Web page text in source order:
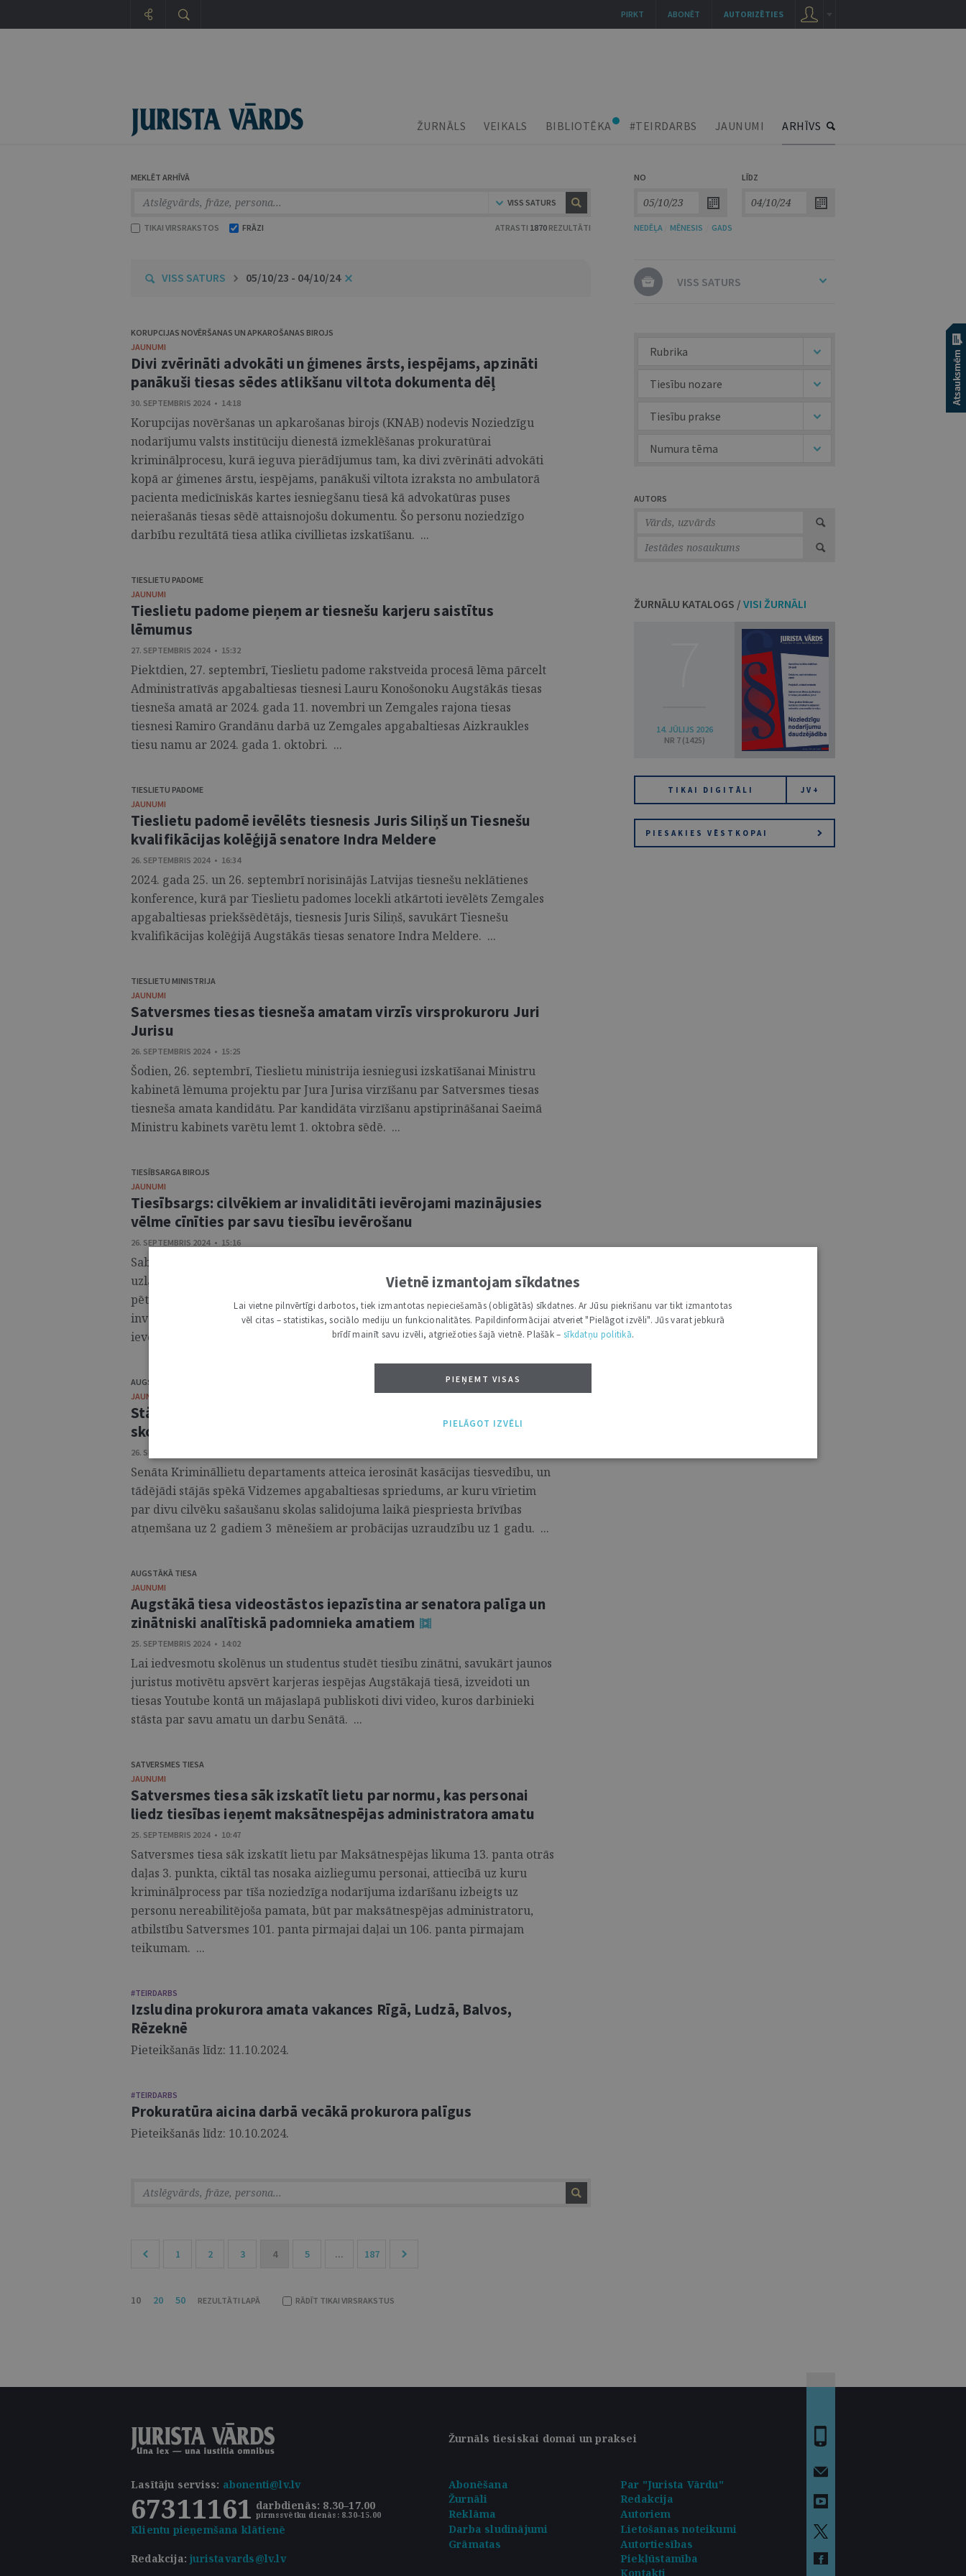
ŽURNĀLS VEIKALS BIBLIOTĒKA #TEIRDARBS JAUNUMI ARHĪVS
MEKLĒT ARHĪVĀ
VISS SATURS
TIKAI VIRSRAKSTOS FRĀZI ATRASTI 1870 REZULTĀTI
NO LĪDZ
NEDĒĻA MĒNESIS GADS
VISS SATURS 05/10/23 - 04/10/24
KORUPCIJAS NOVĒRŠANAS UN APKAROŠANAS BIROJS
JAUNUMI
Divi zvērināti advokāti un ģimenes ārsts, iespējams, apzināti
panākuši tiesas sēdes atlikšanu viltota dokumenta dēļ
30. SEPTEMBRIS 2024 • 14:18
Korupcijas novēršanas un apkarošanas birojs (KNAB) nodevis Noziedzīgu
nodarījumu valsts institūciju dienestā izmeklēšanas prokuratūrai
kriminālprocesu, kurā ieguva pierādījumus tam, ka divi zvērināti advokāti
kopā ar ģimenes ārstu, iespējams, panākuši viltota izraksta no ambulatorā
pacienta medicīniskās kartes iesniegšanu tiesā kā advokatūras puses
neierašanās tiesas sēdē attaisnojošu dokumentu. Šo personu noziedzīgo
darbību rezultātā tiesa atlika civillietas izskatīšanu. ...
TIESLIETU PADOME
JAUNUMI
Tieslietu padome pieņem ar tiesnešu karjeru saistītus
lēmumus
27. SEPTEMBRIS 2024 • 15:32
Piektdien, 27. septembrī, Tieslietu padome rakstveida procesā lēma pārcelt
Administratīvās apgabaltiesas tiesnesi Lauru Konošonoku Augstākās tiesas
tiesneša amatā ar 2024. gada 11. novembri un Zemgales rajona tiesas
tiesnesi Ramiro Grandānu darbā uz Zemgales apgabaltiesas Aizkraukles
tiesu namu ar 2024. gada 1. oktobri. ...
TIESLIETU PADOME
JAUNUMI
Tieslietu padomē ievēlēts tiesnesis Juris Siliņš un Tiesnešu
kvalifikācijas kolēģijā senatore Indra Meldere
26. SEPTEMBRIS 2024 • 16:34
2024. gada 25. un 26. septembrī norisinājās Latvijas tiesnešu neklātienes
konference, kurā par Tieslietu padomes locekli atkārtoti ievēlēts Zemgales
apgabaltiesas priekšsēdētājs, tiesnesis Juris Siliņš, savukārt Tiesnešu
kvalifikācijas kolēģijā Augstākās tiesas senatore Indra Meldere. ...
TIESLIETU MINISTRIJA
JAUNUMI
Satversmes tiesas tiesneša amatam virzīs virsprokuroru Juri
Jurisu
26. SEPTEMBRIS 2024 • 15:25
Šodien, 26. septembrī, Tieslietu ministrija iesniegusi izskatīšanai Ministru
kabinetā lēmuma projektu par Jura Jurisa virzīšanu par Satversmes tiesas
tiesneša amata kandidātu. Par kandidāta virzīšanu apstiprināšanai Saeimā
Ministru kabinets varētu lemt 1. oktobra sēdē. ...
TIESĪBSARGA BIROJS
JAUNUMI
Tiesībsargs: cilvēkiem ar invaliditāti ievērojami mazinājusies
vēlme cīnīties par savu tiesību ievērošanu
26. SEPTEMBRIS 2024 • 15:16
Sabiedrības attieksme un izpratne par cilvēku ar invaliditāti vajadzībām ir
uzlabojusies – to apstiprina divi šogad tiesībsarga uzdevumā veiktie
pētījumi. Tomēr viens no tiem iezīmē satraucošu tendenci – cilvēkiem ar
invaliditāti ievērojami mazinājusies vēlme cīnīties par savu tiesību
ievērošanu. ...
AUGSTĀKĀ TIESA
JAUNUMI
Stājas spēkā notiesājošs spriedums par cilvēku sašaušanu
skolas salidojumā
26. SEPTEMBRIS 2024 • 14:30
Senāta Krimināllietu departaments atteica ierosināt kasācijas tiesvedību, un
tādējādi stājās spēkā Vidzemes apgabaltiesas spriedums, ar kuru vīrietim
par divu cilvēku sašaušanu skolas salidojuma laikā piespriesta brīvības
atņemšana uz 2 gadiem 3 mēnešiem ar probācijas uzraudzību uz 1 gadu. ...
AUGSTĀKĀ TIESA
JAUNUMI
Augstākā tiesa videostāstos iepazīstina ar senatora palīga un
zinātniski analītiskā padomnieka amatiem
25. SEPTEMBRIS 2024 • 14:02
Lai iedvesmotu skolēnus un studentus studēt tiesību zinātni, savukārt jaunos
juristus motivētu apsvērt karjeras iespējas Augstākajā tiesā, izveidoti un
tiesas Youtube kontā un mājaslapā publiskoti divi video, kuros darbinieki
stāsta par savu amatu un darbu Senātā. ...
SATVERSMES TIESA
JAUNUMI
Satversmes tiesa sāk izskatīt lietu par normu, kas personai
liedz tiesības ieņemt maksātnespējas administratora amatu
25. SEPTEMBRIS 2024 • 10:47
Satversmes tiesa sāk izskatīt lietu par Maksātnespējas likuma 13. panta otrās
daļas 3. punkta, ciktāl tas nosaka aizliegumu personai, attiecībā uz kuru
kriminālprocess par tīša noziedzīga nodarījuma izdarīšanu izbeigts uz
personu nereabilitējoša pamata, būt par maksātnespējas administratoru,
atbilstību Satversmes 101. panta pirmajai daļai un 106. panta pirmajam
teikumam. ...
#TEIRDARBS
Izsludina prokurora amata vakances Rīgā, Ludzā, Balvos,
Rēzeknē
Pieteikšanās līdz: 11.10.2024.
#TEIRDARBS
Prokuratūra aicina darbā vecākā prokurora palīgus
Pieteikšanās līdz: 10.10.2024.
1 2 3 4 5 ... 187
10 20 50 REZULTĀTI LAPĀ RĀDĪT TIKAI VIRSRAKSTUS
VISS SATURS
Rubrika
Tiesību nozare
Tiesību prakse
Numura tēma
AUTORS
ŽURNĀLU KATALOGS / VISI ŽURNĀLI
14. JŪLIJS 2026
NR 7 (1425)
TIKAI DIGITĀLI JV+
PIESAKIES VĒSTKOPAI
Žurnāls tiesiskai domai un praksei
Lasītāju serviss: abonenti@lv.lv
67311161 darbdienās: 8.30–17.00
pirmssvētku dienās: 8.30–15.00
Klientu pieņemšana klātienē
Abonēšana
Par "Jurista Vārdu"
Žurnāli
Redakcija
Reklāma
Autoriem
Darba sludinājumi
Lietošanas noteikumi
Redakcija:juristavards@lv.lv
Grāmatas
Autortiesības
Piekļūstamība
Kontakti
AUTORIZĒTIES
ABONĒT
PIRKT
Vietnē izmantojam sīkdatnes
Lai vietne pilnvērtīgi darbotos, tiek izmantotas nepieciešamās (obligātās) sīkdatnes. Ar Jūsu piekrišanu var tikt izmantotas
vēl citas – statistikas, sociālo mediju un funkcionalitātes. Papildinformācijai atveriet "Pielāgot izvēli". Jūs varat jebkurā
brīdī mainīt savu izvēli, atgriežoties šajā vietnē. Plašāk – sīkdatņu politikā.
PIEŅEMT VISAS
PIELĀGOT IZVĒLI